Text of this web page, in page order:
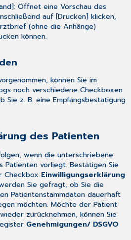
Öffnet eine Vorschau des
auf [Drucken] klicken,
(ohne die Anhänge)
können.
können Sie im
noch verschiedene Checkboxen
Sie z. B. eine Empfangsbestätigung
des Patienten
wenn die unterschriebene
Patienten vorliegt. Bestätigen Sie
Checkbox Einwilligungserklärung
Sie gefragt, ob Sie die
Patientenstammdaten dauerhaft
möchten. Möchte der Patient
zurücknehmen, können Sie
Genehmigungen/ DSGVO